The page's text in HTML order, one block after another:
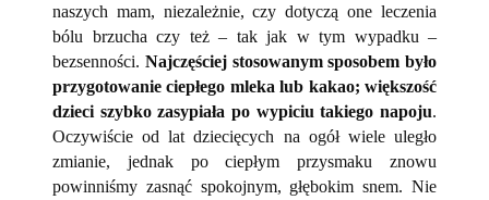
naszych mam, niezależnie, czy dotyczą one leczenia
bólu brzucha czy też – tak jak w tym wypadku –
bezsenności. Najczęściej stosowanym sposobem było
przygotowanie ciepłego mleka lub kakao; większość
dzieci szybko zasypiała po wypiciu takiego napoju.
Oczywiście od lat dziecięcych na ogół wiele uległo
zmianie, jednak po ciepłym przysmaku znowu
powinniśmy zasnąć spokojnym, głębokim snem. Nie